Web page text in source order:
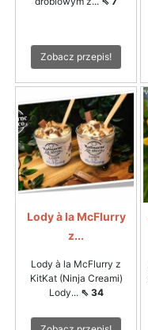
Zobacz przepis!
Lody à la McFlurry
z...
Lody à la McFlurry z
KitKat (Ninja Creami)
Lody... ⇖ 34